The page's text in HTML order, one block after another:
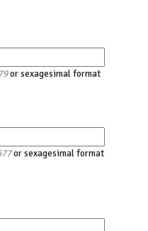
or sexagesimal format
or sexagesimal format